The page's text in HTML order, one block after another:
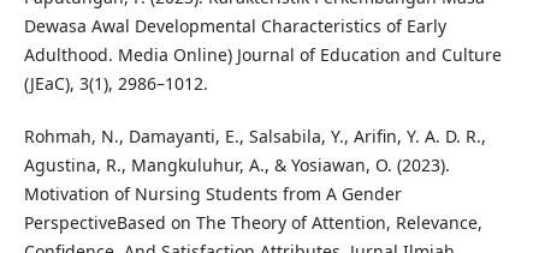
Dewasa Awal Developmental Characteristics of Early
Adulthood. Media Online) Journal of Education and Culture
(JEaC), 3(1), 2986–1012.
Rohmah, N., Damayanti, E., Salsabila, Y., Arifin, Y. A. D. R.,
Agustina, R., Mangkuluhur, A., & Yosiawan, O. (2023).
Motivation of Nursing Students from A Gender
PerspectiveBased on The Theory of Attention, Relevance,